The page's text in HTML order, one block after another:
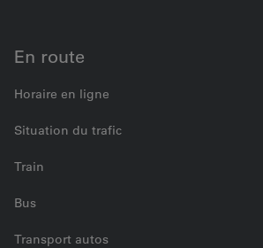
En route
Horaire en ligne
Situation du trafic
Train
Bus
Transport autos